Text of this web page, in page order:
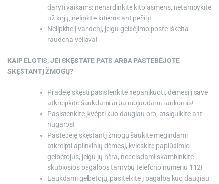
daryti vaikams: nenardinkite kito asmens, netampykite
už kojų, nelipkite kitiems ant pečių!
Nelipkite į vandenį, jeigu gelbėjimo poste iškelta
raudona vėliava!
KAIP ELGTIS, JEI SKĘSTATE PATS ARBA PASTEBĖJOTE
SKĘSTANTĮ ŽMOGŲ?
Pradėję skęsti pasistenkite nepanikuoti, dėmesį į save
atkreipkite šaukdami arba mojuodami rankomis!
Pasistenkite įkvėpti kuo daugiau oro, atsigulkite ant
nugaros!
Pastebėję skęstantį žmogų šaukite mėgindami
atkreipti aplinkinių dėmesį, kvieskite paplūdimio
gelbėtojus, jeigu jų nėra, nedelsdami skambinkite
skubiosios pagalbos tarnybų telefono numeriu 112!
Laukdami gelbėtojų, pasitelkite į pagalbą kuo daugiau